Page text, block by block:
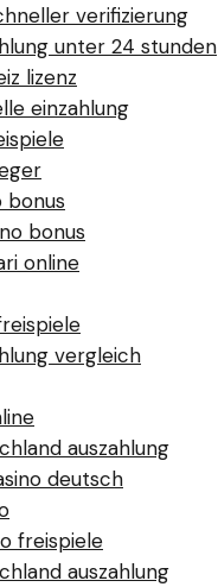
verifizierung
unter 24 stunden
lizenz
einzahlung
bonus
bonus
online
vergleich
auszahlung
deutsch
freispiele
auszahlung